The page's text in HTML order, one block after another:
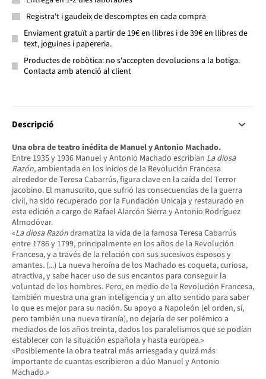
Registra't i gaudeix de descomptes en cada compra
Enviament gratuït a partir de 19€ en llibres i de 39€ en llibres de
text, joguines i papereria.
Productes de robòtica: no s'accepten devolucions a la botiga.
Contacta amb atenció al client
Descripció
Una obra de teatro inédita de Manuel y Antonio Machado.
Entre 1935 y 1936 Manuel y Antonio Machado escribían La diosa
Razón,ambientada en los inicios de la Revolución Francesa
alrededor de Teresa Cabarrús, figura clave en la caída del Terror
jacobino. El manuscrito, que sufrió las consecuencias de la guerra
civil, ha sido recuperado por la Fundación Unicaja y restaurado en
esta edición a cargo de Rafael Alarcón Sierra y Antonio Rodríguez
Almodóvar.
«La diosa Razóndramatiza la vida de la famosa Teresa Cabarrús
entre 1786 y 1799, principalmente en los años de la Revolución
Francesa, y a través de la relación con sus sucesivos esposos y
amantes. (...) La nueva heroína de los Machado es coqueta, curiosa,
atractiva, y sabe hacer uso de sus encantos para conseguir la
voluntad de los hombres. Pero, en medio de la Revolución Francesa,
también muestra una gran inteligencia y un alto sentido para saber
lo que es mejor para su nación. Su apoyo a Napoleón (el orden, sí,
pero también una nueva tiranía), no dejaría de ser polémico a
mediados de los años treinta, dados los paralelismos que se podían
establecer con la situación española y hasta europea.»
«Posiblemente la obra teatral más arriesgada y quizá más
importante de cuantas escribieron a dúo Manuel y Antonio
Machado.»